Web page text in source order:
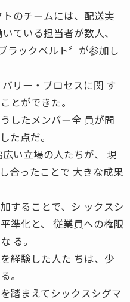
のチームには、配送実
ている担当者が数人、
ラックベルト〞が参加し
リー・プロセスに関 す
とができた。
したメンバー全 員が問
た点だ。
い立場の人たちが、 現
合ったことで 大きな成果
することで、シ ックスシ
準化と、 従業員への権限
る。
経験した人た ちは、少
。
踏まえてシックスシグマ